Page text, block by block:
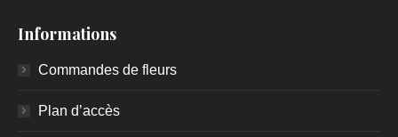
Informations
Commandes de fleurs
Plan d’accès